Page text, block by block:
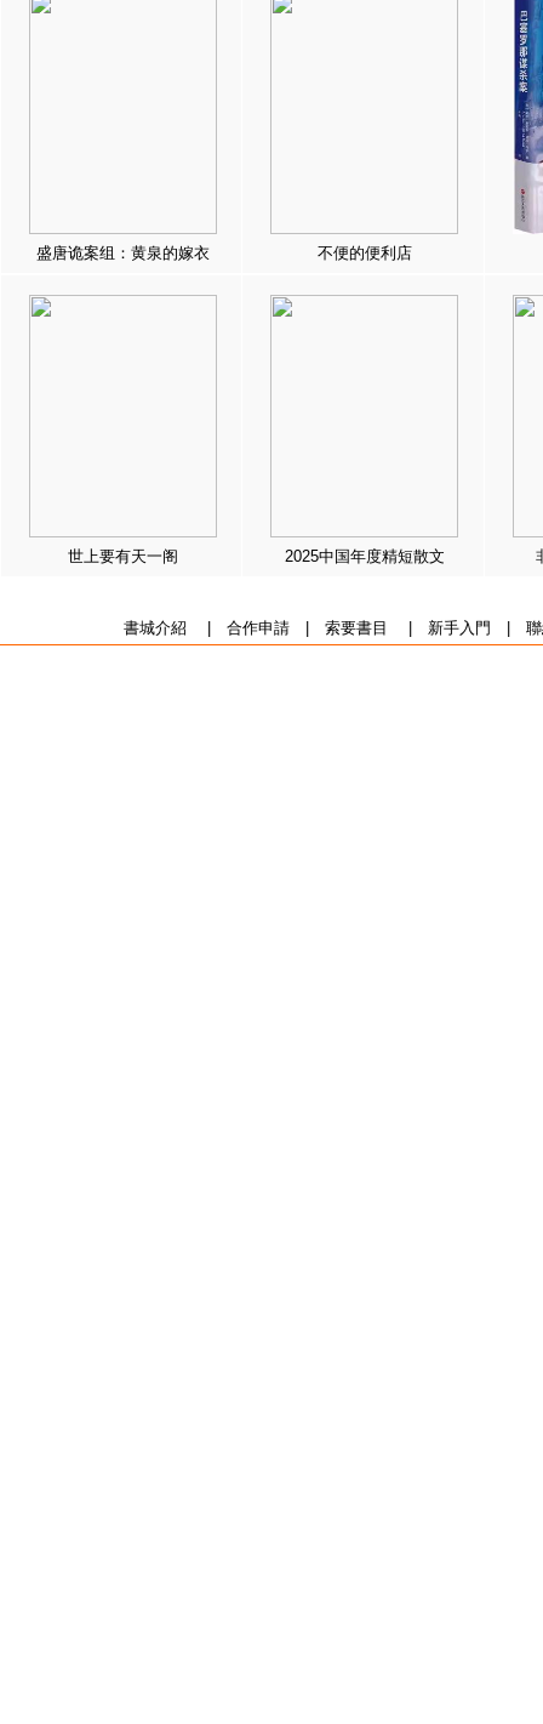
盛唐诡案组：黄泉的嫁衣 不便的便利店
世上要有天一阁 2025中国年度精短散文
書城介紹 合作申請| 索要書目 新手入門